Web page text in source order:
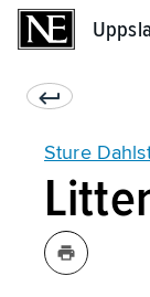
Sture